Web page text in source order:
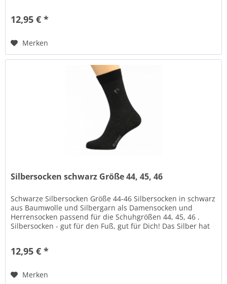
12,95 € *
Merken
Silbersocken schwarz Größe 44, 45, 46
Schwarze Silbersocken Größe 44-46 Silbersocken in schwarz
aus Baumwolle und Silbergarn als Damensocken und
Herrensocken passend für die Schuhgrößen 44, 45, 46 .
Silbersocken - gut für den Fuß, gut für Dich! Das Silber hat
12,95 € *
Merken